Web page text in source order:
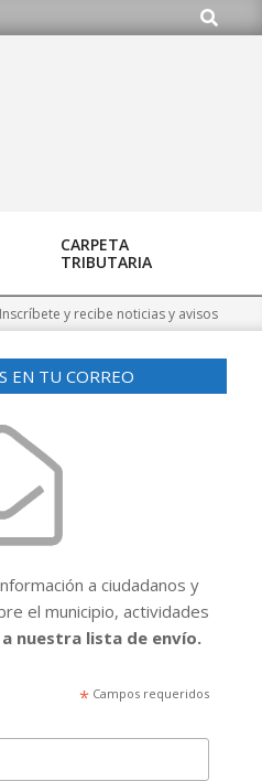
Buscar
CARPETA
TRIBUTARIA
y recibe noticias y avisos
EN TU CORREO
a ciudadanos y
el municipio, actividades
nuestra lista de envío.
* Campos requeridos